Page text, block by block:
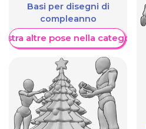
Basi per disegni di
compleanno
altre pose nella categoria